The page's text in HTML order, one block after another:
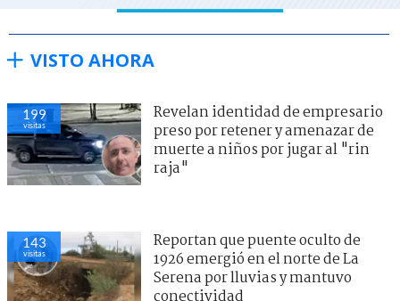
VISTO AHORA
199
visitas
Revelan identidad de empresario
preso por retener y amenazar de
muerte a niños por jugar al "rin
raja"
143
visitas
Reportan que puente oculto de
1926 emergió en el norte de La
Serena por lluvias y mantuvo